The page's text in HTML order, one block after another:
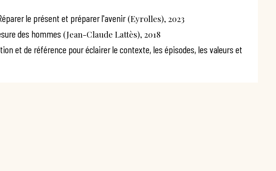
le présent et préparer l'avenir(Eyrolles), 2023
des hommes (Jean-Claude Lattès), 2018
et de référence pour éclairer le contexte, les épisodes, les valeurs et